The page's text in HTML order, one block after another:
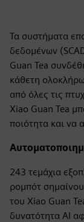
Τα συστήματα
δεδομένων
Guan Tea
κάθετη
από όλες τις
Xiao Guan Tea
ποιότητα και να
243 τεμάχια
ρομπότ
του Xiao Guan
δυνατότητα AI